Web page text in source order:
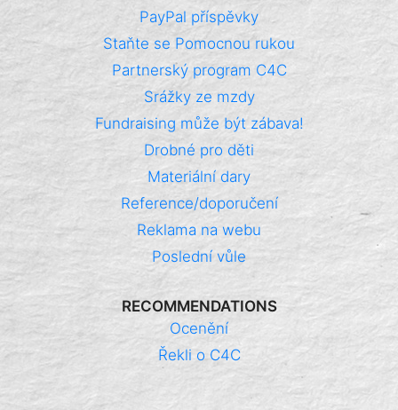
PayPal příspěvky
Staňte se Pomocnou rukou
Partnerský program C4C
Srážky ze mzdy
Fundraising může být zábava!
Drobné pro děti
Materiální dary
Reference/doporučení
Reklama na webu
Poslední vůle
RECOMMENDATIONS
Ocenění
Řekli o C4C